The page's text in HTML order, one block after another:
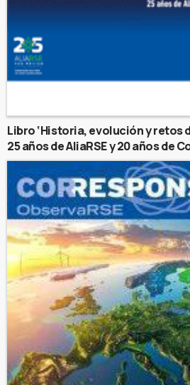
Libro ‘Historia, evolución y retos
25 años de AliaRSE y 20 años de